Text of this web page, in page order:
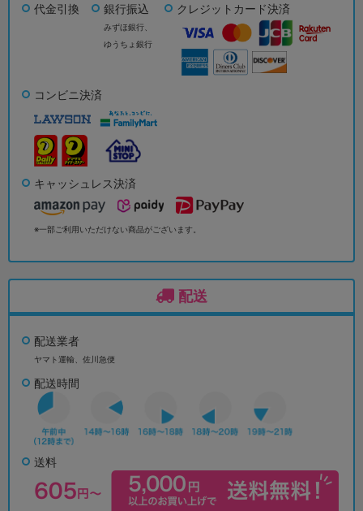
代金引換 銀行振込
みずほ銀行、
ゆうちょ銀行
クレジットカード決済
コンビニ決済
キャッシュレス決済
※一部ご利用いただけない商品がございます。
配送
配送業者
ヤマト運輸、佐川急便
配送時間
送料